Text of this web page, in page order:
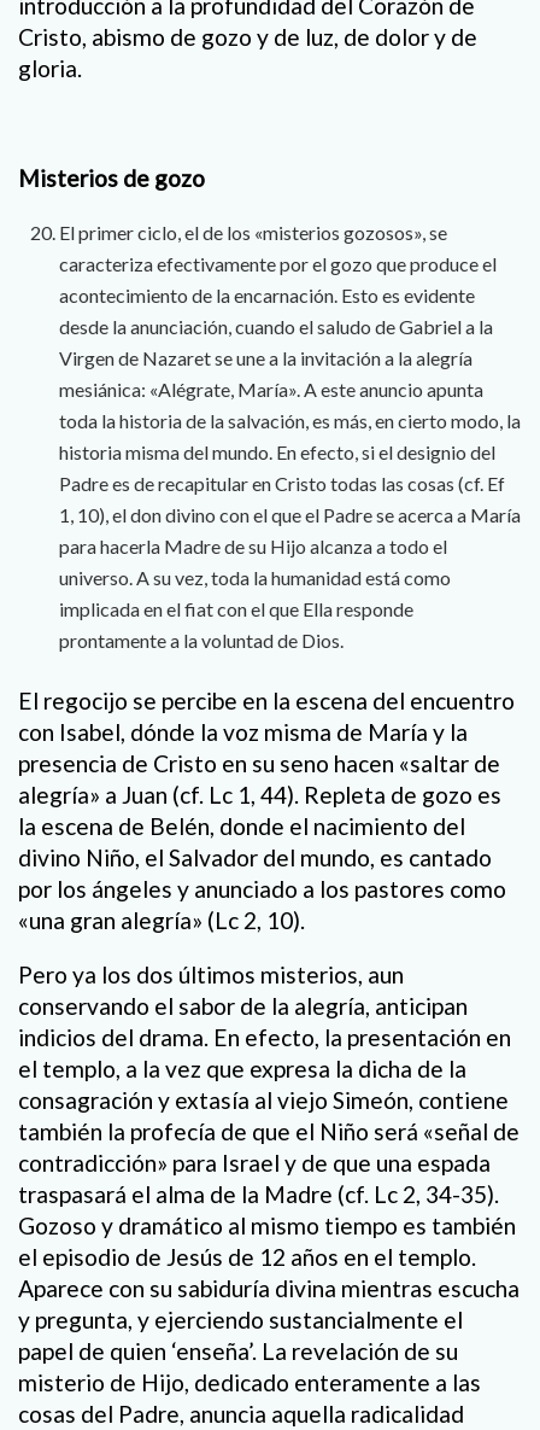
introducción a la profundidad del Corazón de
Cristo, abismo de gozo y de luz, de dolor y de
gloria.
Misterios de gozo
El primer ciclo, el de los «misterios gozosos», se
caracteriza efectivamente por el gozo que produce el
acontecimiento de la encarnación. Esto es evidente
desde la anunciación, cuando el saludo de Gabriel a la
Virgen de Nazaret se une a la invitación a la alegría
mesiánica: «Alégrate, María». A este anuncio apunta
toda la historia de la salvación, es más, en cierto modo, la
historia misma del mundo. En efecto, si el designio del
Padre es de recapitular en Cristo todas las cosas (cf. Ef
1, 10), el don divino con el que el Padre se acerca a María
para hacerla Madre de su Hijo alcanza a todo el
universo. A su vez, toda la humanidad está como
implicada en el fiat con el que Ella responde
prontamente a la voluntad de Dios.
El regocijo se percibe en la escena del encuentro
con Isabel, dónde la voz misma de María y la
presencia de Cristo en su seno hacen «saltar de
alegría» a Juan (cf. Lc 1, 44). Repleta de gozo es
la escena de Belén, donde el nacimiento del
divino Niño, el Salvador del mundo, es cantado
por los ángeles y anunciado a los pastores como
«una gran alegría» (Lc 2, 10).
Pero ya los dos últimos misterios, aun
conservando el sabor de la alegría, anticipan
indicios del drama. En efecto, la presentación en
el templo, a la vez que expresa la dicha de la
consagración y extasía al viejo Simeón, contiene
también la profecía de que el Niño será «señal de
contradicción» para Israel y de que una espada
traspasará el alma de la Madre (cf. Lc 2, 34-35).
Gozoso y dramático al mismo tiempo es también
el episodio de Jesús de 12 años en el templo.
Aparece con su sabiduría divina mientras escucha
y pregunta, y ejerciendo sustancialmente el
papel de quien ‘enseña’. La revelación de su
misterio de Hijo, dedicado enteramente a las
cosas del Padre, anuncia aquella radicalidad